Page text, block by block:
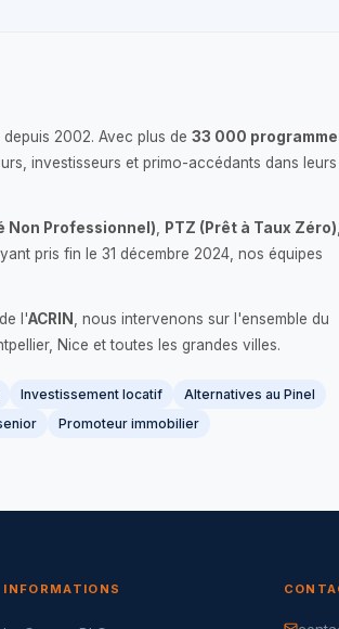
depuis 2002. Avec plus de 33 000
investisseurs et primo-accédants dans leurs
Non Professionnel) PTZ (Prêt à Taux Zéro)
pris fin le 31 décembre 2024, nos équipes
l'ACRIN
, nous intervenons sur l'ensemble du
Nice et toutes les grandes villes.
Investissement locatif
Alternatives au Pinel
Promoteur immobilier
INFORMATIONS